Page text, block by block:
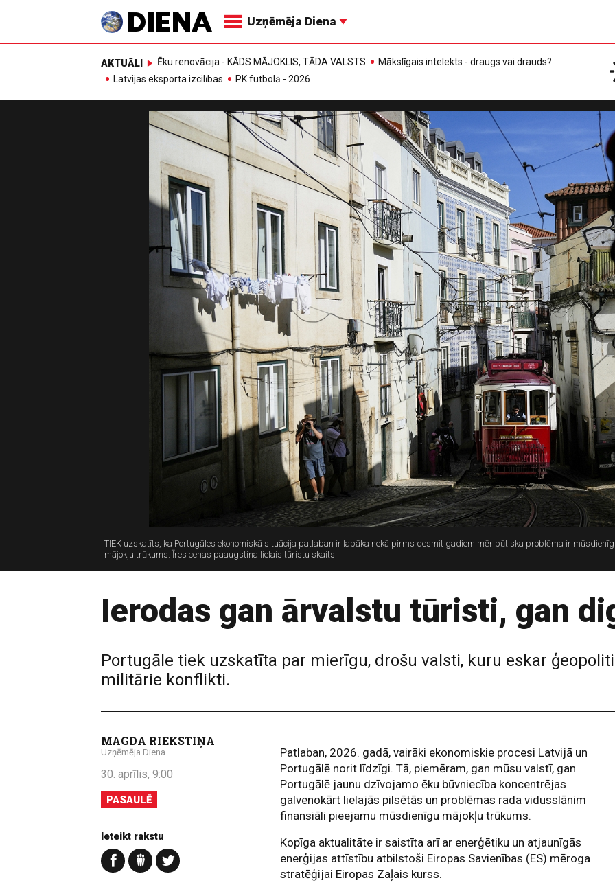
Uzņēmēja Diena
AKTUĀLI Ēku renovācija - KĀDS MĀJOKLIS, TĀDA VALSTS
Mākslīgais intelekts - draugs vai drauds?
Latvijas eksporta izcilības
PK futbolā - 2026
TIEK uzskatīts, ka Portugāles ekonomiskā situācija patlaban ir labāka nekā pirms desmit gadiem mēr būtiska problēma ir
mājokļu trūkums. Īres cenas paaugstina lielais tūristu skaits.
Ierodas gan ārvalstu tūristi, gan
Portugāle tiek uzskatīta par mierīgu, drošu valsti, kuru eskar
militārie konflikti.
MAGDA RIEKSTIŅA
Uzņēmēja Diena
30. aprīlis, 9:00
PASAULĒ
Ieteikt rakstu
Patlaban, 2026. gadā, vairāki ekonomiskie procesi Latvijā un
Portugālē norit līdzīgi. Tā, piemēram, gan mūsu valstī, gan
Portugālē jaunu dzīvojamo ēku būvniecība koncentrējas
galvenokārt lielajās pilsētās un problēmas rada vidusslānim
finansiāli pieejamu mūsdienīgu mājokļu trūkums.
Kopīga aktualitāte ir saistīta arī ar enerģētiku un atjaunīgās
enerģijas attīstību atbilstoši Eiropas Savienības (ES) mēroga
stratēģijai Eiropas Zaļais kurss.